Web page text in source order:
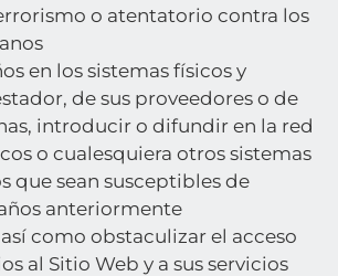
o atentatorio contra los
en los sistemas físicos y
de sus proveedores o de
introducir o difundir en la red
o cualesquiera otros sistemas
que sean susceptibles de
anteriormente
como obstaculizar el acceso
al Sitio Web y a sus servicios